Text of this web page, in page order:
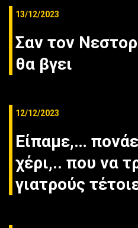
13/12/2023
Σαν τον
θα βγει
12/12/2023
Είπαμε,…
χέρι,.. που να
γιατρούς